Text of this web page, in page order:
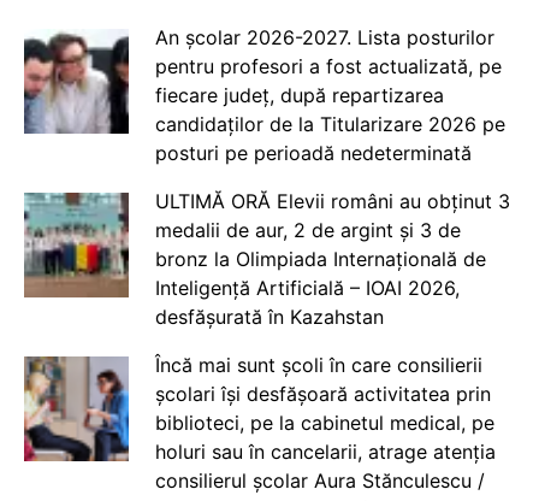
An școlar 2026-2027. Lista posturilor
pentru profesori a fost actualizată, pe
fiecare județ, după repartizarea
candidaților de la Titularizare 2026 pe
posturi pe perioadă nedeterminată
ULTIMĂ ORĂ Elevii români au obținut 3
medalii de aur, 2 de argint și 3 de
bronz la Olimpiada Internațională de
Inteligență Artificială – IOAI 2026,
desfășurată în Kazahstan
Încă mai sunt școli în care consilierii
școlari își desfășoară activitatea prin
biblioteci, pe la cabinetul medical, pe
holuri sau în cancelarii, atrage atenția
consilierul școlar Aura Stănculescu /